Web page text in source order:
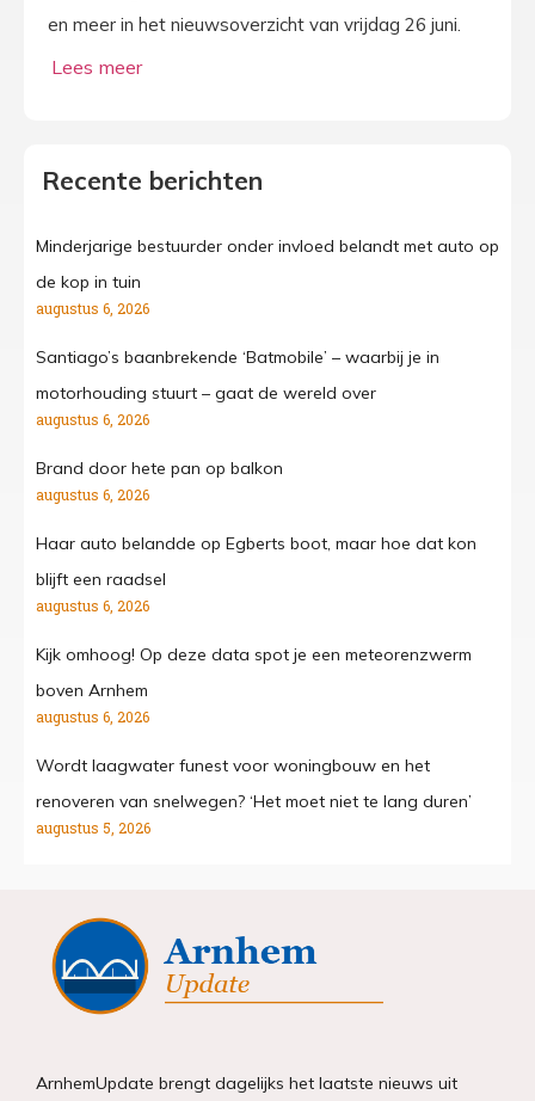
en meer in het nieuwsoverzicht van vrijdag 26 juni.
Recente berichten
Minderjarige bestuurder onder invloed belandt met auto op
de kop in tuin
augustus 6, 2026
Santiago’s baanbrekende ‘Batmobile’ – waarbij je in
motorhouding stuurt – gaat de wereld over
augustus 6, 2026
Brand door hete pan op balkon
augustus 6, 2026
Haar auto belandde op Egberts boot, maar hoe dat kon
blijft een raadsel
augustus 6, 2026
Kijk omhoog! Op deze data spot je een meteorenzwerm
boven Arnhem
augustus 6, 2026
Wordt laagwater funest voor woningbouw en het
renoveren van snelwegen? ‘Het moet niet te lang duren’
augustus 5, 2026
ArnhemUpdate brengt dagelijks het laatste nieuws uit